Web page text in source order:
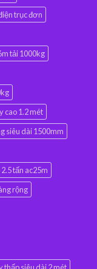
trục đơn
tải 1000kg
cao 1.2 mét
siêu dài 1500mm
tấn ac25m
rộng